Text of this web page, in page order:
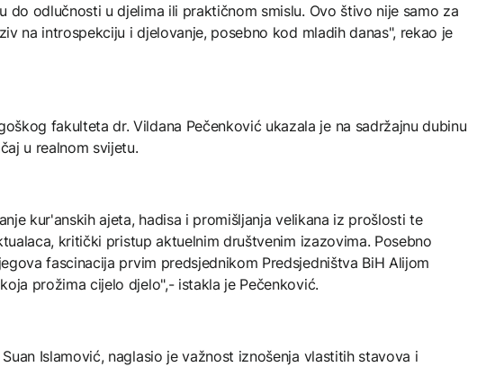
do odlučnosti u djelima ili praktičnom smislu. Ovo štivo nije samo za
na introspekciju i djelovanje, posebno kod mladih danas", rekao je
fakulteta dr. Vildana Pečenković ukazala je na sadržajnu dubinu
u realnom svijetu.
kur'anskih ajeta, hadisa i promišljanja velikana iz prošlosti te
kritički pristup aktuelnim društvenim izazovima. Posebno
fascinacija prvim predsjednikom Predsjedništva BiH Alijom
prožima cijelo djelo",- istakla je Pečenković.
Islamović, naglasio je važnost iznošenja vlastitih stavova i